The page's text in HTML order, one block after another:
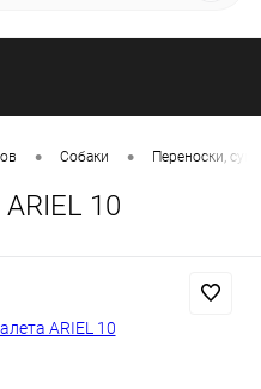
• Собаки • Переноски,
10